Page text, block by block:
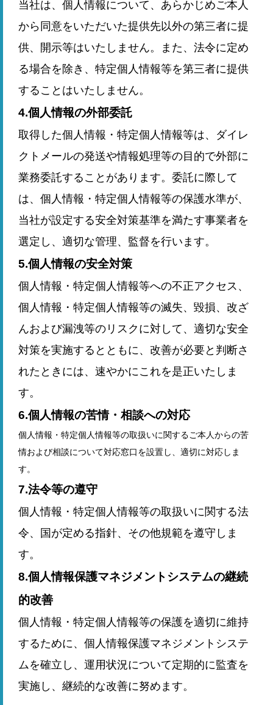
当社は、個人情報について、あらかじめご本人
から同意をいただいた提供先以外の第三者に提
供、開示等はいたしません。また、法令に定め
る場合を除き、特定個人情報等を第三者に提供
することはいたしません。
4.個人情報の外部委託
取得した個人情報・特定個人情報等は、ダイレ
クトメールの発送や情報処理等の目的で外部に
業務委託することがあります。委託に際して
は、個人情報・特定個人情報等の保護水準が、
当社が設定する安全対策基準を満たす事業者を
選定し、適切な管理、監督を行います。
5.個人情報の安全対策
個人情報・特定個人情報等への不正アクセス、
個人情報・特定個人情報等の滅失、毀損、改ざ
んおよび漏洩等のリスクに対して、適切な安全
対策を実施するとともに、改善が必要と判断さ
れたときには、速やかにこれを是正いたしま
す。
6.個人情報の苦情・相談への対応
個人情報・特定個人情報等の取扱いに関するご本人からの苦
情および相談について対応窓口を設置し、適切に対応しま
す。
7.法令等の遵守
個人情報・特定個人情報等の取扱いに関する法
令、国が定める指針、その他規範を遵守しま
す。
8.個人情報保護マネジメントシステムの継続
的改善
個人情報・特定個人情報等の保護を適切に維持
するために、個人情報保護マネジメントシステ
ムを確立し、運用状況について定期的に監査を
実施し、継続的な改善に努めます。